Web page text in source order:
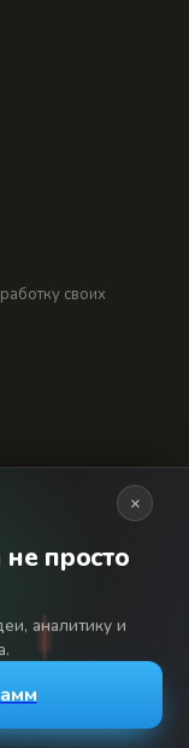
своих
«Банки
вы
соглашением
×
просто
аналитику и